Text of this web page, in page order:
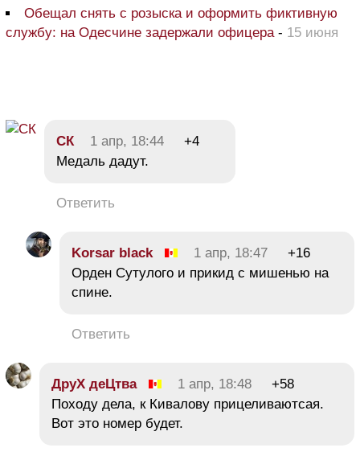
Обещал снять с розыска и оформить фиктивную
службу: на Одесчине задержали офицера - 15 июня
СК 1 апр, 18:44
+4
Медаль дадут.
Ответить
Korsar black 1 апр, 18:47
+16
Орден Сутулого и прикид с мишенью на
спине.
Ответить
ДруХ деЦтва 1 апр, 18:48
+58
Походу дела, к Кивалову прицеливаютсая.
Вот это номер будет.